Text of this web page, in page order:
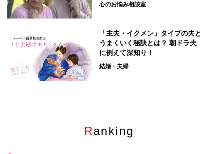
心のお悩み相談室
「主夫・イクメン」タイプの夫と
うまくいく秘訣とは？ 朝ドラ夫
に例えて深知り！
結婚・夫婦
Ranking